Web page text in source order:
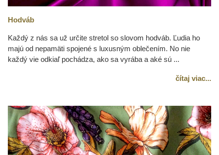
Hodváb
Každý z nás sa už určite stretol so slovom hodváb. Ľudia ho
majú od nepamäti spojené s luxusným oblečením. No nie
každý vie odkiaľ pochádza, ako sa vyrába a aké sú ...
čítaj viac...